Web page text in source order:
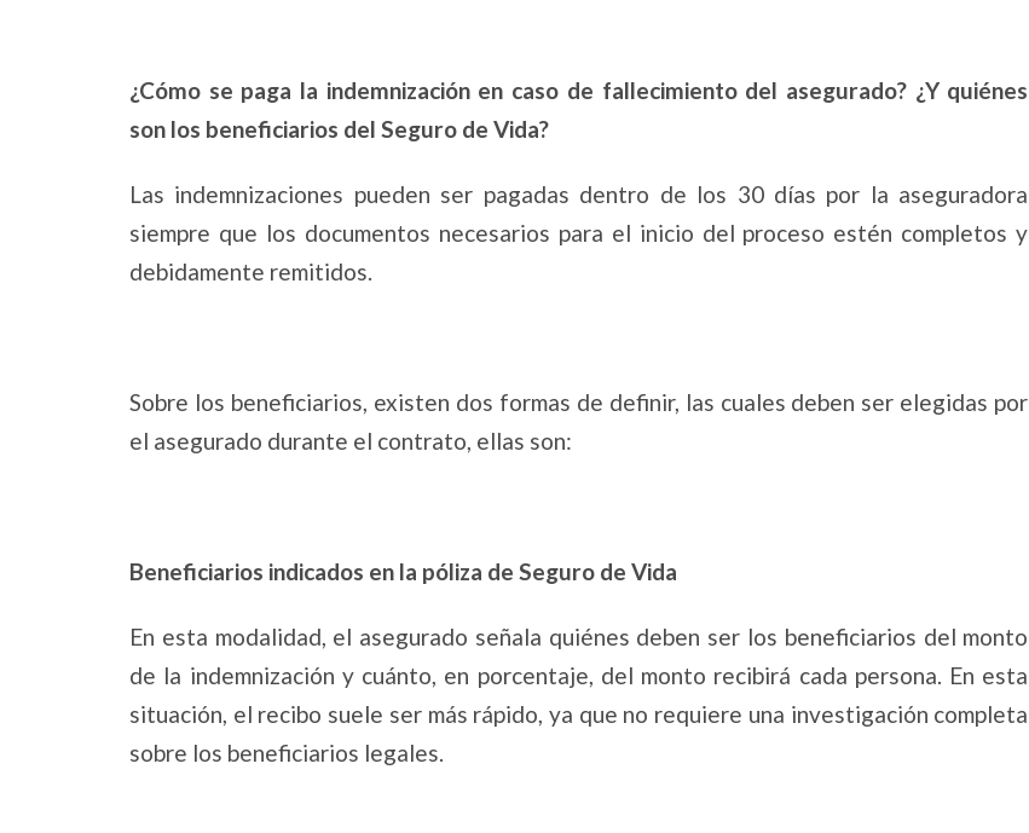
¿Cómo se paga la indemnización en caso de fallecimiento del asegurado? ¿Y quiénes
son los beneficiarios del Seguro de Vida?
Las indemnizaciones pueden ser pagadas dentro de los 30 días por la aseguradora
siempre que los documentos necesarios para el inicio del proceso estén completos y
debidamente remitidos.
Sobre los beneficiarios, existen dos formas de definir, las cuales deben ser elegidas por
el asegurado durante el contrato, ellas son:
Beneficiarios indicados en la póliza de Seguro de Vida
En esta modalidad, el asegurado señala quiénes deben ser los beneficiarios del monto
de la indemnización y cuánto, en porcentaje, del monto recibirá cada persona. En esta
situación, el recibo suele ser más rápido, ya que no requiere una investigación completa
sobre los beneficiarios legales.